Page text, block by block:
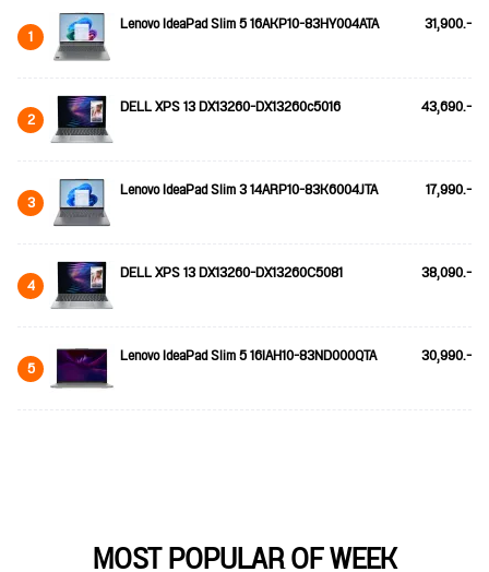
1 Lenovo IdeaPad Slim 5 16AKP10-83HY004ATA 31,900.-
2 DELL XPS 13 DX13260-DX13260c5016 43,690.-
3 Lenovo IdeaPad Slim 3 14ARP10-83K6004JTA 17,990.-
4 DELL XPS 13 DX13260-DX13260C5081 38,090.-
5 Lenovo IdeaPad Slim 5 16IAH10-83ND000QTA 30,990.-
MOST POPULAR OF WEEK